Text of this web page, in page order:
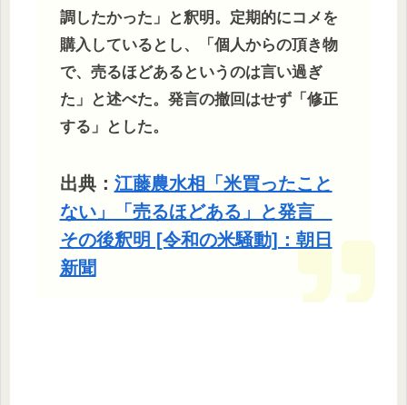
調したかった」と釈明。定期的にコメを
購入しているとし、「個人からの頂き物
で、売るほどあるというのは言い過ぎ
た」と述べた。発言の撤回はせず「修正
する」とした。
出典： 江藤農水相「米買ったこと
ない」「売るほどある」と発言
その後釈明 [令和の米騒動]：朝日
新聞